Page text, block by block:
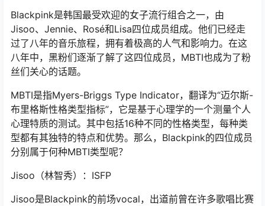
Blackpink是韩国最受欢迎的女子流行组合之一，由
Jisoo、Jennie、Rosé和Lisa四位成员组成。他们已经走
过了八年的音乐旅程，拥有着极高的人气和影响力。在这
八年中，黑粉们逐渐了解了这四位成员，MBTI也成为了粉
丝们关心的话题。
MBTI是指Myers-Briggs Type Indicator，翻译为“迈尔斯-
布里格斯性格类型指标”，它是基于心理学的一个测量个人
心理特质的测试。其中包括16种不同的性格类型，每种类
型都有其独特的特点和优势。那么，Blackpink的四位成员
分别属于何种MBTI类型呢？
Jisoo（林智秀）：ISFP
Jisoo是Blackpink的前场vocal，出道前曾在许多歌唱比赛